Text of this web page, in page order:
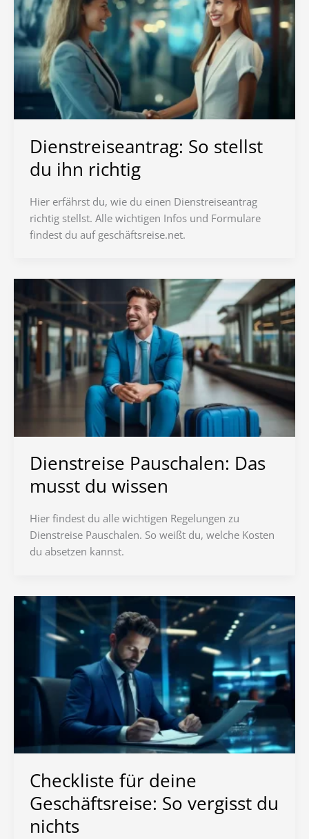
Dienstreiseantrag: So stellst
du ihn richtig
Hier erfährst du, wie du einen Dienstreiseantrag
richtig stellst. Alle wichtigen Infos und Formulare
findest du auf geschäftsreise.net.
Dienstreise Pauschalen: Das
musst du wissen
Hier findest du alle wichtigen Regelungen zu
Dienstreise Pauschalen. So weißt du, welche Kosten
du absetzen kannst.
Checkliste für deine
Geschäftsreise: So vergisst du
nichts